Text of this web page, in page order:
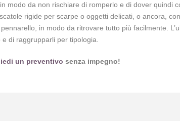
modo da non rischiare di romperlo e di dover quindi
rigide per scarpe o oggetti delicati, o ancora,
in modo da ritrovare tutto più facilmente.
di raggrupparli per tipologia.
un preventivo senza impegno!